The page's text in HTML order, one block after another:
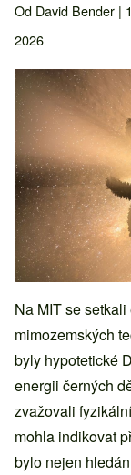
Od David Bender |
2026
Na MIT se
mimozemských
byly hypotetické
energii černých
zvažovali
mohla indikovat
bylo nejen